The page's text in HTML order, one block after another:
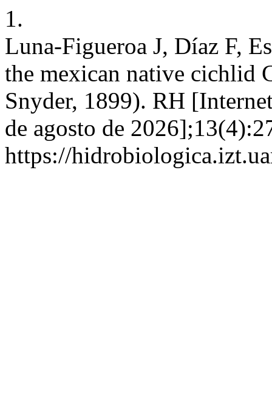
1.
Luna-Figueroa J, Díaz F,
the mexican native cichlid
Snyder, 1899). RH
de agosto de
https://